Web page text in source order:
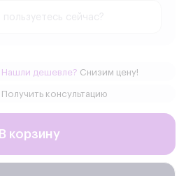
Нашли дешевле? Снизим цену!
Получить консультацию
В корзину